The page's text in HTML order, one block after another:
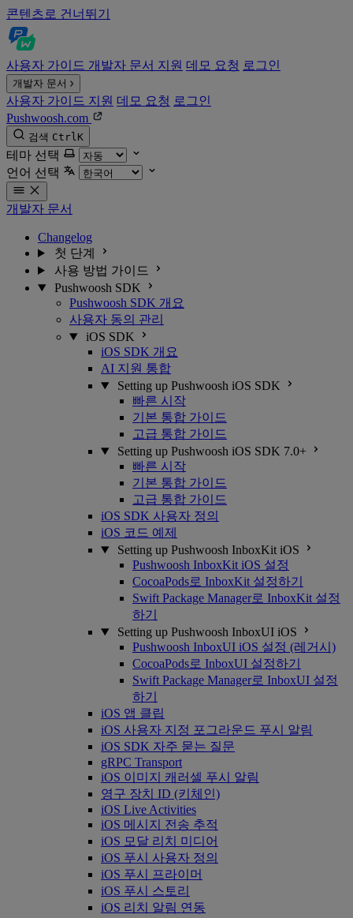
콘텐츠로 건너뛰기
사용자 가이드 개발자 문서 지원 데모 요청 로그인
개발자 문서
사용자 가이드 지원 데모 요청 로그인
Pushwoosh.com
검색 CtrlK
테마 선택
언어 선택
개발자 문서
Changelog
첫 단계
사용 방법 가이드
Pushwoosh SDK
Pushwoosh SDK 개요
사용자 동의 관리
iOS SDK
iOS SDK 개요
AI 지원 통합
Setting up Pushwoosh iOS SDK
빠른 시작
기본 통합 가이드
고급 통합 가이드
Setting up Pushwoosh iOS SDK 7.0+
빠른 시작
기본 통합 가이드
고급 통합 가이드
iOS SDK 사용자 정의
iOS 코드 예제
Setting up Pushwoosh InboxKit iOS
Pushwoosh InboxKit iOS 설정
CocoaPods로 InboxKit 설정하기
Swift Package Manager로 InboxKit 설정
하기
Setting up Pushwoosh InboxUI iOS
Pushwoosh InboxUI iOS 설정 (레거시)
CocoaPods로 InboxUI 설정하기
Swift Package Manager로 InboxUI 설정
하기
iOS 앱 클립
iOS 사용자 지정 포그라운드 푸시 알림
iOS SDK 자주 묻는 질문
gRPC Transport
iOS 이미지 캐러셀 푸시 알림
영구 장치 ID (키체인)
iOS Live Activities
iOS 메시지 전송 추적
iOS 모달 리치 미디어
iOS 푸시 사용자 정의
iOS 푸시 프라이머
iOS 푸시 스토리
iOS 리치 알림 연동